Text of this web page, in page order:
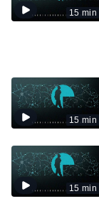
15 min
15 min
15 min